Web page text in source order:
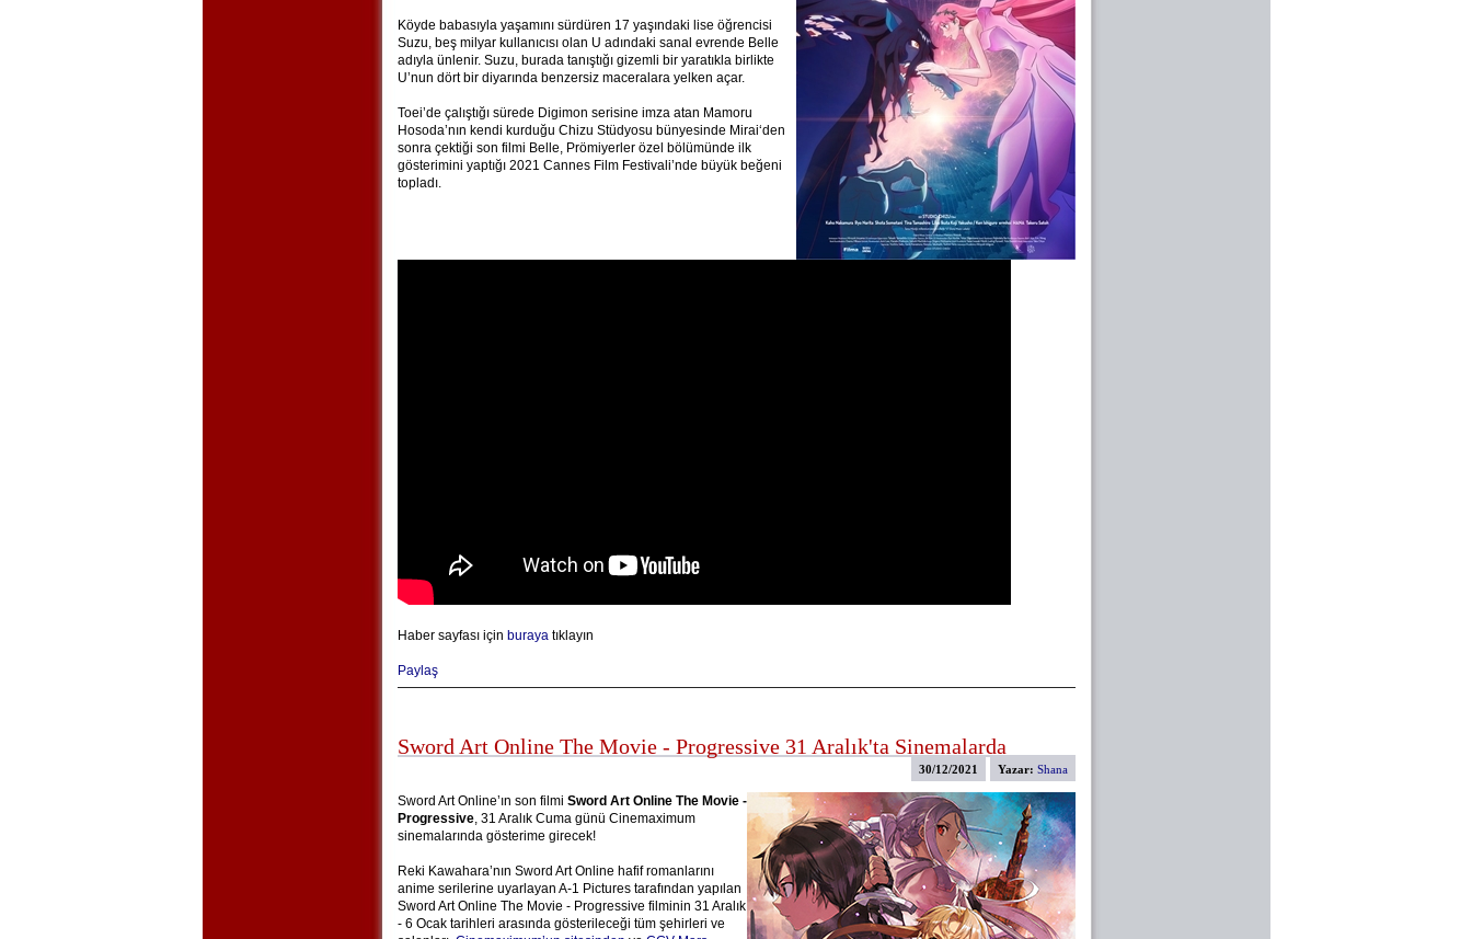
Köyde babasıyla yaşamını sürdüren 17 yaşındaki lise öğrencisi
Suzu, beş milyar kullanıcısı olan U adındaki sanal evrende Belle
adıyla ünlenir. Suzu, burada tanıştığı gizemli bir yaratıkla birlikte
U’nun dört bir diyarında benzersiz maceralara yelken açar.
Toei’de çalıştığı sürede Digimon serisine imza atan Mamoru
Hosoda’nın kendi kurduğu Chizu Stüdyosu bünyesinde Mirai‘den
sonra çektiği son filmi Belle, Prömiyerler özel bölümünde ilk
gösterimini yaptığı 2021 Cannes Film Festivali’nde büyük beğeni
topladı.
Haber sayfası için burayatıklayın
Paylaş
Sword Art Online The Movie - Progressive 31 Aralık'ta Sinemalarda
Yazar: Shana
30/12/2021
Sword Art Online’ın son filmi Sword Art Online The Movie -
Progressive, 31 Aralık Cuma günü Cinemaximum
sinemalarında gösterime girecek!
Reki Kawahara’nın Sword Art Online hafif romanlarını
anime serilerine uyarlayan A-1 Pictures tarafından yapılan
Sword Art Online The Movie - Progressive filminin 31 Aralık
- 6 Ocak tarihleri arasında gösterileceği tüm şehirleri ve